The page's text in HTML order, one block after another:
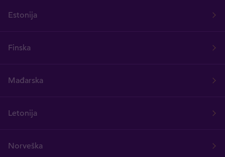
Estonija
Finska
Mađarska
Letonija
Norveška